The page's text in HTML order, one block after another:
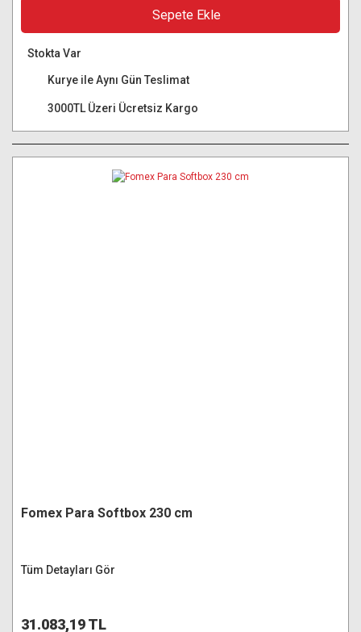
Sepete Ekle
Stokta Var
Kurye ile Aynı Gün Teslimat
3000TL Üzeri Ücretsiz Kargo
Fomex Para Softbox 230 cm
Tüm Detayları Gör
31.083,19 TL